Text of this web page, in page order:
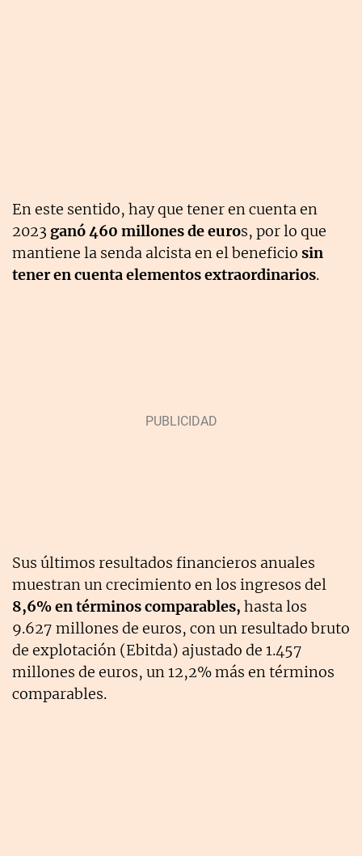
En este sentido, hay que tener en cuenta en
2023 ganó 460 millones de euros, por lo que
mantiene la senda alcista en el beneficio sin
tener en cuenta elementos extraordinarios.
Sus últimos resultados financieros anuales
muestran un crecimiento en los ingresos del
8,6% en términos comparables, hasta los
9.627 millones de euros, con un resultado bruto
de explotación (Ebitda) ajustado de 1.457
millones de euros, un 12,2% más en términos
comparables.